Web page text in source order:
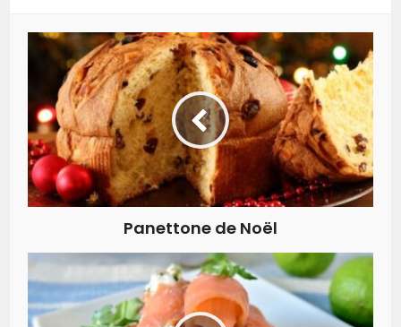
Panettone de Noël